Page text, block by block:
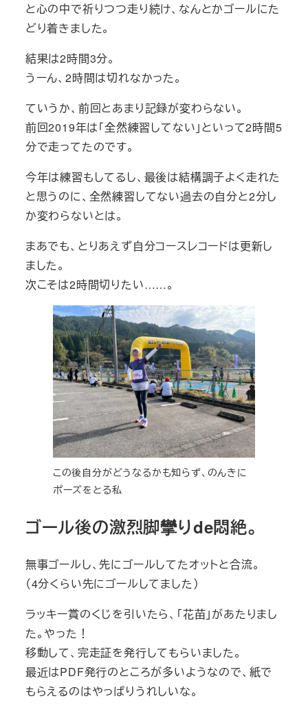
と心の中で祈りつつ走り続け、なんとかゴールにた
どり着きました。
結果は2時間3分。
うーん、2時間は切れなかった。
ていうか、前回とあまり記録が変わらない。
前回2019年は「全然練習してない」といって2時間5
分で走ってたのです。
今年は練習もしてるし、最後は結構調子よく走れた
と思うのに、全然練習してない過去の自分と2分し
か変わらないとは。
まあでも、とりあえず自分コースレコードは更新し
ました。
次こそは2時間切りたい……。
この後自分がどうなるかも知らず、のんきに
ポーズをとる私
ゴール後の激烈脚攣りde悶絶。
無事ゴールし、先にゴールしてたオットと合流。
（4分くらい先にゴールしてました）
ラッキー賞のくじを引いたら、「花苗」があたりまし
た。やった！
移動して、完走証を発行してもらいました。
最近はPDF発行のところが多いようなので、紙で
もらえるのはやっぱりうれしいな。